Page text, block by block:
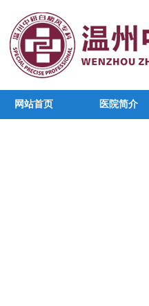
网站首页 医院简介